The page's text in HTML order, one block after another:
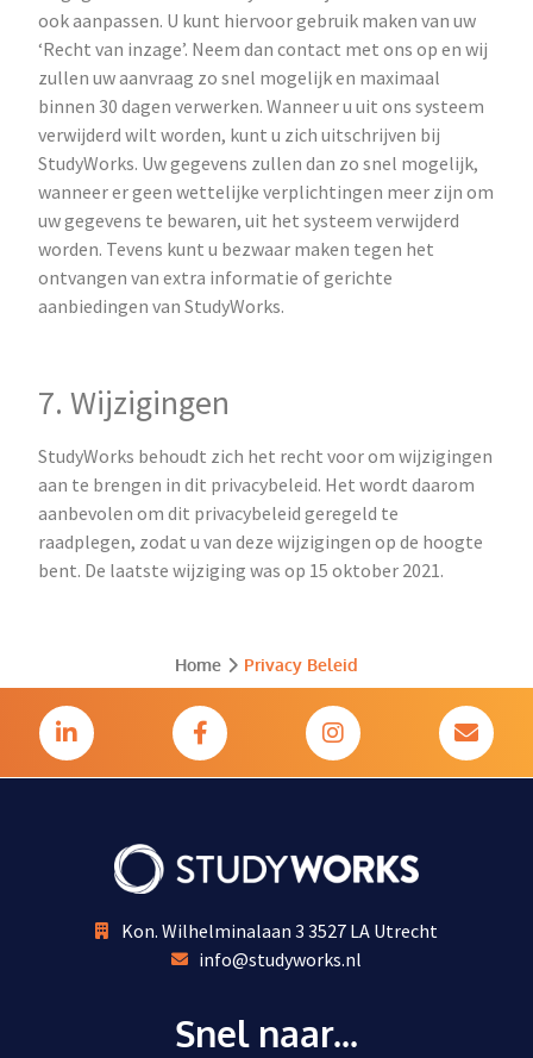
ook aanpassen. U kunt hiervoor gebruik maken van uw
‘Recht van inzage’. Neem dan contact met ons op en wij
zullen uw aanvraag zo snel mogelijk en maximaal
binnen 30 dagen verwerken. Wanneer u uit ons systeem
verwijderd wilt worden, kunt u zich uitschrijven bij
StudyWorks. Uw gegevens zullen dan zo snel mogelijk,
wanneer er geen wettelijke verplichtingen meer zijn om
uw gegevens te bewaren, uit het systeem verwijderd
worden. Tevens kunt u bezwaar maken tegen het
ontvangen van extra informatie of gerichte
aanbiedingen van StudyWorks.
7. Wijzigingen
StudyWorks behoudt zich het recht voor om wijzigingen
aan te brengen in dit privacybeleid. Het wordt daarom
aanbevolen om dit privacybeleid geregeld te
raadplegen, zodat u van deze wijzigingen op de hoogte
bent. De laatste wijziging was op 15 oktober 2021.
Home Privacy Beleid
Kon. Wilhelminalaan 3 3527 LA Utrecht
info@studyworks.nl
Snel naar...